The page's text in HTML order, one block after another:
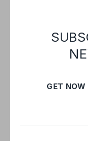
Eleva il tuo stile con
disponibile in 4
Scrunchie, perfetti
GET